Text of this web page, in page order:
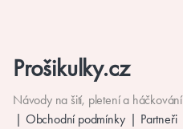
Prošikulky.cz
Návody na šití, pletení a háčkování
Obchodní podmínky
Partneři